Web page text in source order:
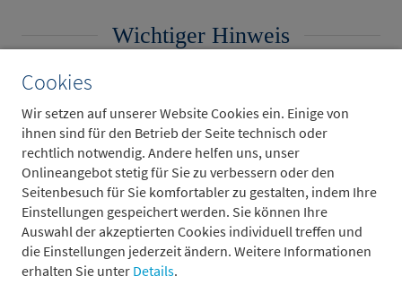
Wichtiger Hinweis
Privatanleger.
Ich bin ein professioneller Kunde oder geeignete
Gegenpartei und habe die
Nutzungsbedingungen/rechtlichen Hinweisegelesen.
Bestätigen Abbrechen
Cookies
Wir setzen auf unserer Website Cookies ein. Einige von
ihnen sind für den Betrieb der Seite technisch oder
rechtlich notwendig. Andere helfen uns, unser
Onlineangebot stetig für Sie zu verbessern oder den
Seitenbesuch für Sie komfortabler zu gestalten, indem Ihre
Einstellungen gespeichert werden. Sie können Ihre
Auswahl der akzeptierten Cookies individuell treffen und
die Einstellungen jederzeit ändern. Weitere Informationen
erhalten Sie unter Details.